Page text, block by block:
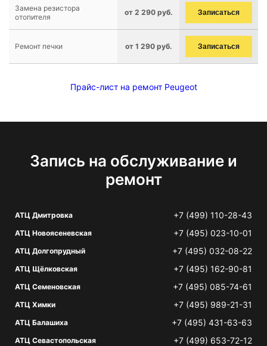
Замена резистора
отопителя
от 2 290 руб. Записаться
Ремонт печки от 1 290 руб. Записаться
Прайс-лист на ремонт Peugeot
Запись на обслуживание и
ремонт
АТЦ Дмитровка +7 (499) 110-28-43
АТЦ Новоясеневская +7 (495) 023-10-01
АТЦ Долгопрудный +7 (495) 032-08-22
АТЦ Щёлковская +7 (495) 162-90-81
АТЦ Семеновская +7 (495) 085-74-61
АТЦ Химки +7 (495) 989-21-31
АТЦ Балашиха +7 (495) 431-63-63
АТЦ Севастопольская +7 (499) 653-72-12